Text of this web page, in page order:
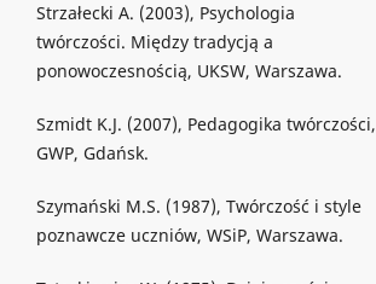
Strzałecki A. (2003), Psychologia
twórczości. Między tradycją a
ponowoczesnością, UKSW, Warszawa.
Szmidt K.J. (2007), Pedagogika twórczości,
GWP, Gdańsk.
Szymański M.S. (1987), Twórczość i style
poznawcze uczniów, WSiP, Warszawa.